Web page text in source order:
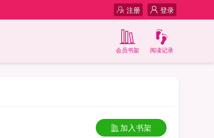
登录
注册
阅读记录
会员书架
加入书架